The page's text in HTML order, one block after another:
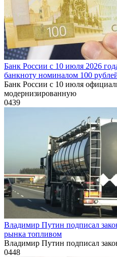
Банк России с 10 июля 2026
банкноту номиналом 100
Банк России с 10 июля
модернизированную
0439
Владимир Путин подписал
рынка топливом
Владимир Путин подписал
0448